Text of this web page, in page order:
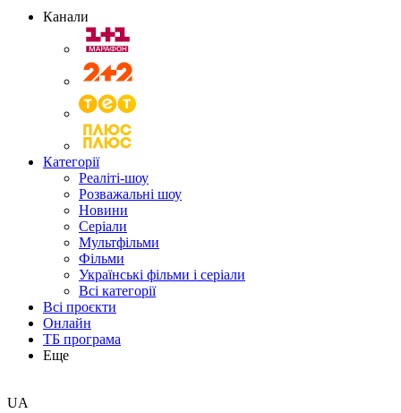
Канали
Категорії
Реаліті-шоу
Розважальні шоу
Новини
Серіали
Мультфільми
Фільми
Українські фільми і серіали
Всі категорії
Всі проєкти
Онлайн
ТБ програма
Еще
UA